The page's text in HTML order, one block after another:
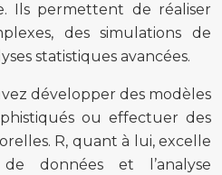
Ils permettent de réaliser
des simulations de
statistiques avancées.
développer des modèles
ou effectuer des
R, quant à lui, excelle
données et l’analyse